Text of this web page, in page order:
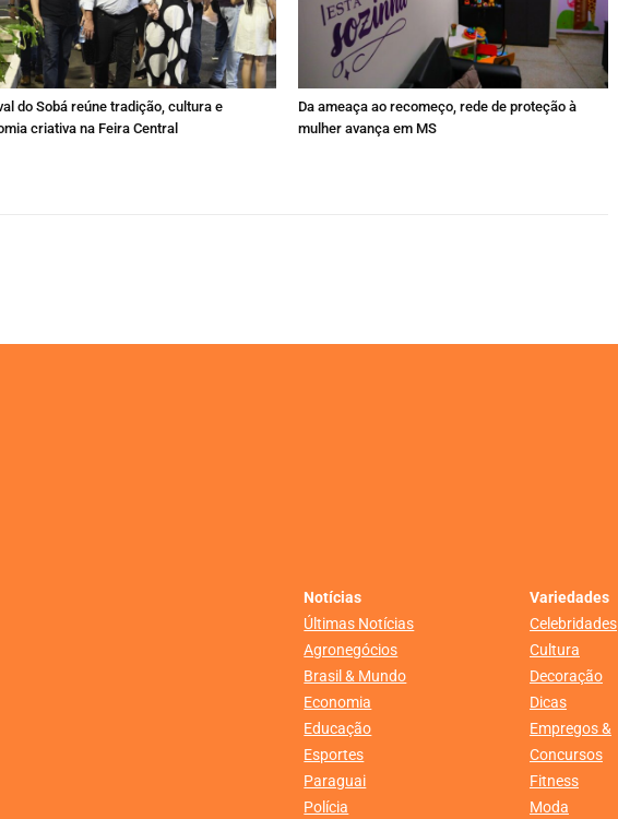
do Sobá reúne tradição, cultura e
criativa na Feira Central
Da ameaça ao recomeço, rede de proteção à
mulher avança em MS
Notícias
Últimas Notícias
Agronegócios
Brasil & Mundo
Economia
Educação
Esportes
Paraguai
Polícia
Variedades
Celebridades
Cultura
Decoração
Dicas
Empregos &
Concursos
Fitness
Moda